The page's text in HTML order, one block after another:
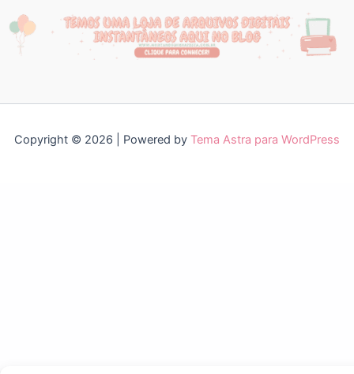
Copyright © 2026 | Powered by Tema Astra para WordPress